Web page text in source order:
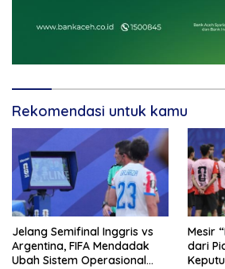
Rekomendasi untuk kamu
Jelang Semifinal Inggris vs
Argentina, FIFA Mendadak
Ubah Sistem Operasional
Mesir
dari